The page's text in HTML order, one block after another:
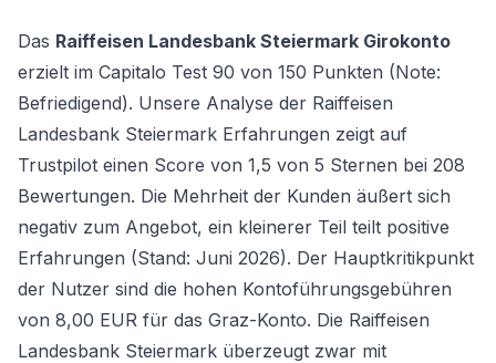
Das Raiffeisen Landesbank Steiermark Girokonto
erzielt im Capitalo Test 90 von 150 Punkten (Note:
Befriedigend). Unsere Analyse der Raiffeisen
Landesbank Steiermark Erfahrungen zeigt auf
Trustpilot einen Score von 1,5 von 5 Sternen bei 208
Bewertungen. Die Mehrheit der Kunden äußert sich
negativ zum Angebot, ein kleinerer Teil teilt positive
Erfahrungen (Stand: Juni 2026). Der Hauptkritikpunkt
der Nutzer sind die hohen Kontoführungsgebühren
von 8,00 EUR für das Graz-Konto. Die Raiffeisen
Landesbank Steiermark überzeugt zwar mit